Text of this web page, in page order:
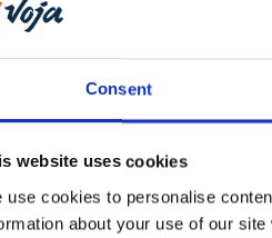
Consent
website uses cookies
use cookies to personalise
about your use of our